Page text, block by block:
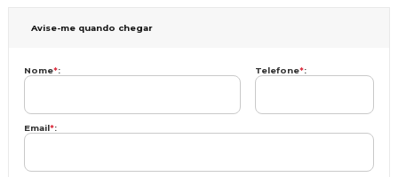
Avise-me quando chegar
Nome*: Telefone*:
Email*: